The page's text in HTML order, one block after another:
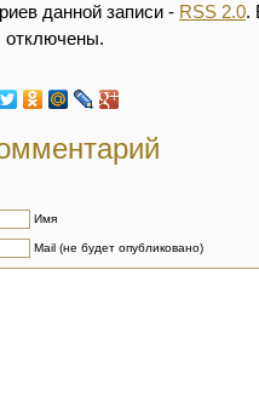
данной записи - RSS 2.0.
отключены.
Имя
Mail (не будет опубликовано)